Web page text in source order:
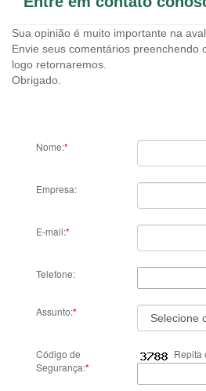
Sua opinião é muito importante na
Envie seus comentários preenchendo
logo retornaremos.
Obrigado.
Nome:*
Empresa:
E-mail:*
Telefone:
Assunto:*
Código de
Segurança:*
Repita